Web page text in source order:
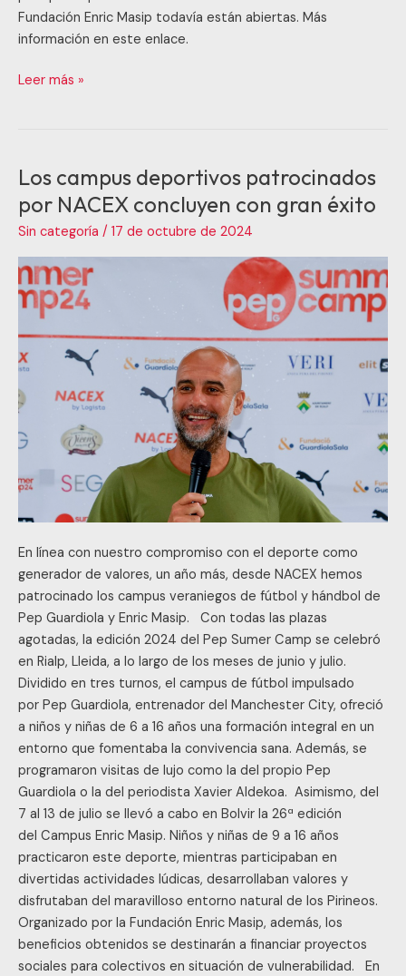
Fundación Enric Masip todavía están abiertas. Más
información en este enlace.
Leer más »
Los campus deportivos patrocinados
por NACEX concluyen con gran éxito
Sin categoría / 17 de octubre de 2024
En línea con nuestro compromiso con el deporte como
generador de valores, un año más, desde NACEX hemos
patrocinado los campus veraniegos de fútbol y hándbol de
Pep Guardiola y Enric Masip. Con todas las plazas
agotadas, la edición 2024 del Pep Sumer Camp se celebró
en Rialp, Lleida, a lo largo de los meses de junio y julio.
Dividido en tres turnos, el campus de fútbol impulsado
por Pep Guardiola, entrenador del Manchester City, ofreció
a niños y niñas de 6 a 16 años una formación integral en un
entorno que fomentaba la convivencia sana. Además, se
programaron visitas de lujo como la del propio Pep
Guardiola o la del periodista Xavier Aldekoa. Asimismo, del
7 al 13 de julio se llevó a cabo en Bolvir la 26ª edición
del Campus Enric Masip. Niños y niñas de 9 a 16 años
practicaron este deporte, mientras participaban en
divertidas actividades lúdicas, desarrollaban valores y
disfrutaban del maravilloso entorno natural de los Pirineos.
Organizado por la Fundación Enric Masip, además, los
beneficios obtenidos se destinarán a financiar proyectos
sociales para colectivos en situación de vulnerabilidad. En
Los
campus
deportivos
patrocinados
por
NACEX
concluyen
éxito